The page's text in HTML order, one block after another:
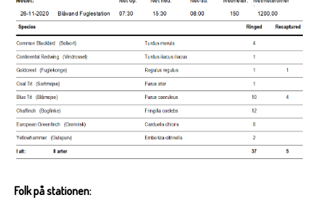
Folk på stationen: